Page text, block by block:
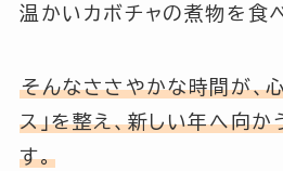
温かいカボチャの煮物を食べ
そんなささやかな時間が、
ス」を整え、新しい年へ向
す。